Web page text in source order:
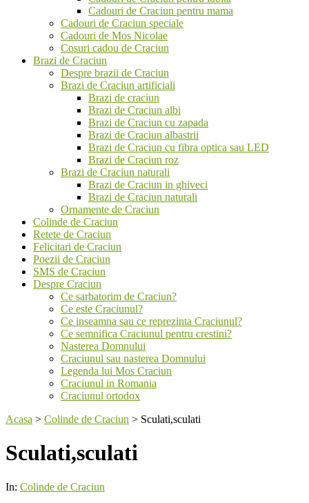
Cadouri de Craciun pentru mama
Cadouri de Craciun speciale
Cadouri de Mos Nicolae
Cosuri cadou de Craciun
Brazi de Craciun
Despre brazii de Craciun
Brazi de Craciun artificiali
Brazi de craciun
Brazi de Craciun albi
Brazi de Craciun cu zapada
Brazi de Craciun albastrii
Brazi de Craciun cu fibra optica sau LED
Brazi de Craciun roz
Brazi de Craciun naturali
Brazi de Craciun in ghiveci
Brazi de Craciun naturali
Ornamente de Craciun
Colinde de Craciun
Retete de Craciun
Felicitari de Craciun
Poezii de Craciun
SMS de Craciun
Despre Craciun
Ce sarbatorim de Craciun?
Ce este Craciunul?
Ce inseamna sau ce reprezinta Craciunul?
Ce semnifica Craciunul pentru crestini?
Nasterea Domnului
Craciunul sau nasterea Domnului
Legenda lui Mos Craciun
Craciunul in Romania
Craciunul ortodox
Acasa > Colinde de Craciun > Sculati,sculati
Sculati,sculati
In: Colinde de Craciun